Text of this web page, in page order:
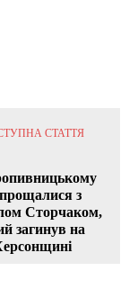
СТАТТЯ
з
Сторчаком,
загинув на